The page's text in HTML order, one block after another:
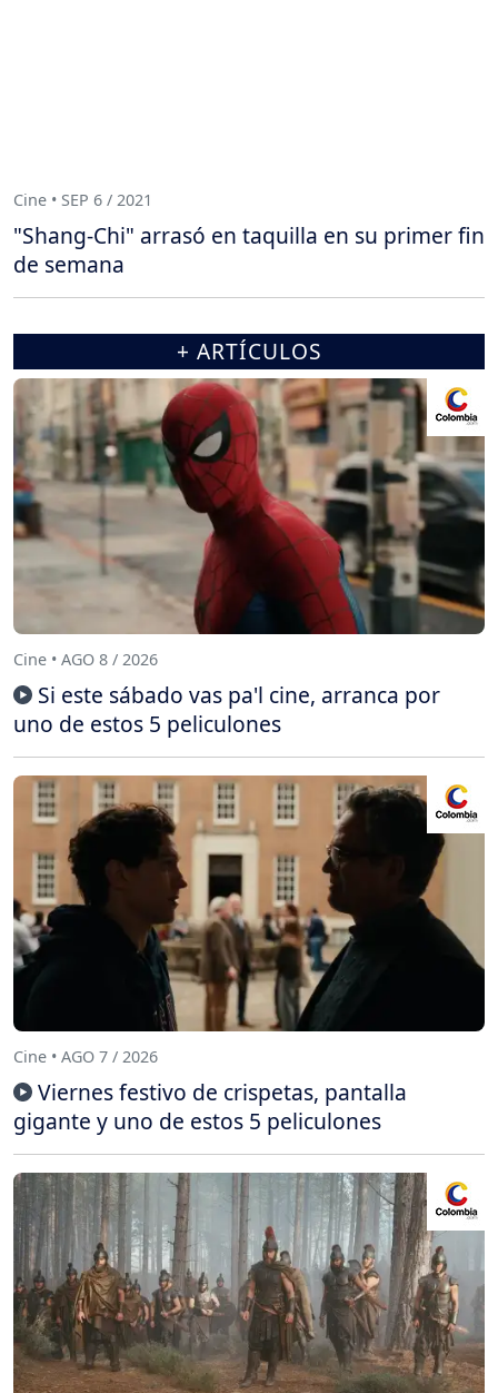
Cine • SEP 6 / 2021
"Shang-Chi" arrasó en taquilla en su primer fin
de semana
+ ARTÍCULOS
Cine • AGO 8 / 2026
Si este sábado vas pa'l cine, arranca por
uno de estos 5 peliculones
Cine • AGO 7 / 2026
Viernes festivo de crispetas, pantalla
gigante y uno de estos 5 peliculones